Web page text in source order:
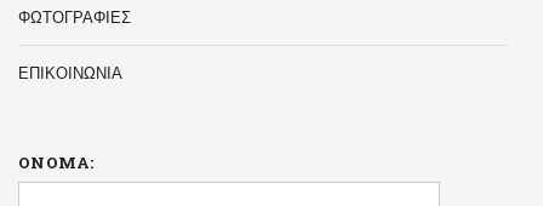
ΦΩΤΟΓΡΑΦΙΕΣ
ΕΠΙΚΟΙΝΩΝΙΑ
ΟΝΟΜΑ: